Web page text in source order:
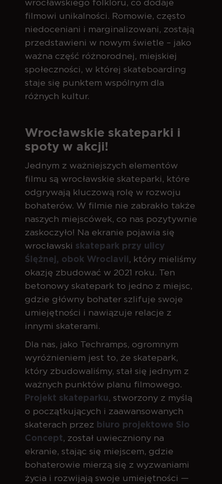
wrocławskiego folkloru, co dodaje
filmowi unikalności. Romowie, często
niedoceniani i marginalizowani, zostają
przedstawieni w nowym świetle – jako
ważna część różnorodnej, miejskiej
społeczności, w której skateboarding
staje się punktem wspólnym dla
różnych kultur.
Wrocławskie skateparki i
spoty w akcji!
Jednym z ważniejszych elementów
filmu są wrocławskie skateparki, które
odgrywają kluczową rolę w rozwoju
bohaterów. W filmie nie zabrakło także
naszych miejscówek, co nas pozytywnie
zaskoczyło! Na ekranie pojawia się
wrocławski skatepark przy ulicy
Ślężnej, obok Wroclavii, który mieliśmy
okazję zbudować w 2021 roku. Ten
betonowy skatepark to jedno z miejsc,
gdzie główny bohater szlifuje swoje
umiejętności i nawiązuje relacje z
innymi skaterami.
Dla nas, jako Techramps, ogromnym
wyróżnieniem jest to, że skatepark,
który zbudowaliśmy, stał się jednym z
ważnych punktów planu filmowego.
Projekt skateparku, stworzony z myślą
o początkujących i zaawansowanych
skaterach przez biuro projektowe Slo
Concept, został uwieczniony na
ekranie, stając się miejscem, gdzie
bohaterowie mierzą się z wyzwaniami
życia i rozwijają swoje umiejętności —